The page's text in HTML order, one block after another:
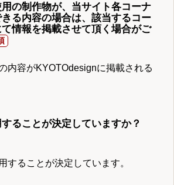
の制作物が、当サイト各コーナ
る内容の場合は、該当するコー
情報を掲載させて頂く場合がご
内容がKYOTOdesignに掲載される
ることが決定していますか？
することが決定しています。